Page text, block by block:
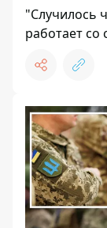
"Случилось
работает со